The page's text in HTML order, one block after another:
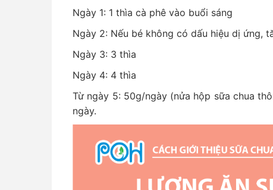
Ngày 1: 1 thìa cà phê vào buổi sáng
Ngày 2: Nếu bé không có dấu hiệu dị ứng,
Ngày 3: 3 thìa
Ngày 4: 4 thìa
Từ ngày 5: 50g/ngày (nửa hộp sữa chua
ngày.